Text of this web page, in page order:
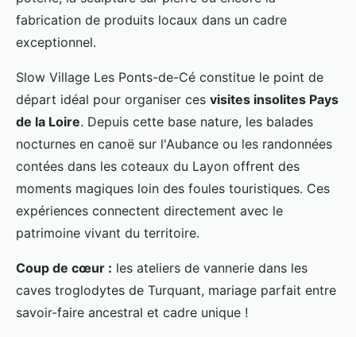
fabrication de produits locaux dans un cadre
exceptionnel.
Slow Village Les Ponts-de-Cé constitue le point de
départ idéal pour organiser ces visites insolites Pays
de la Loire. Depuis cette base nature, les balades
nocturnes en canoë sur l'Aubance ou les randonnées
contées dans les coteaux du Layon offrent des
moments magiques loin des foules touristiques. Ces
expériences connectent directement avec le
patrimoine vivant du territoire.
Coup de cœur : les ateliers de vannerie dans les
caves troglodytes de Turquant, mariage parfait entre
savoir-faire ancestral et cadre unique !